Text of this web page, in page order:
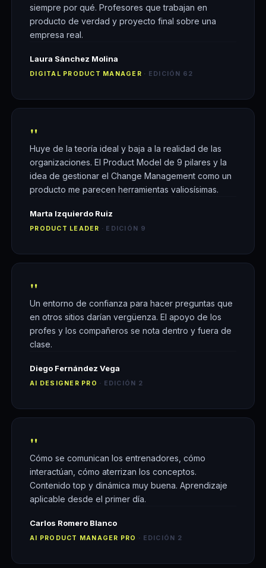
siempre por qué. Profesores que trabajan en
producto de verdad y proyecto final sobre una
empresa real.
Laura Sánchez Molina
DIGITAL PRODUCT MANAGER · EDICIÓN 62
"
Huye de la teoría ideal y baja a la realidad de las
organizaciones. El Product Model de 9 pilares y la
idea de gestionar el Change Management como un
producto me parecen herramientas valiosísimas.
Marta Izquierdo Ruiz
PRODUCT LEADER · EDICIÓN 9
"
Un entorno de confianza para hacer preguntas que
en otros sitios darían vergüenza. El apoyo de los
profes y los compañeros se nota dentro y fuera de
clase.
Diego Fernández Vega
AI DESIGNER PRO · EDICIÓN 2
"
Cómo se comunican los entrenadores, cómo
interactúan, cómo aterrizan los conceptos.
Contenido top y dinámica muy buena. Aprendizaje
aplicable desde el primer día.
Carlos Romero Blanco
AI PRODUCT MANAGER PRO · EDICIÓN 2